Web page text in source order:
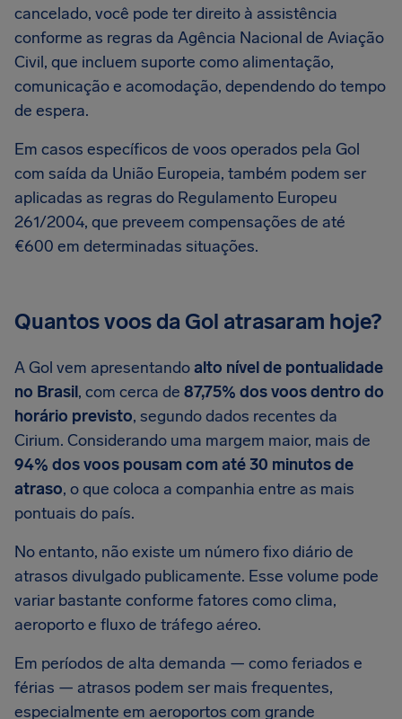
cancelado, você pode ter direito à assistência
conforme as regras da Agência Nacional de Aviação
Civil, que incluem suporte como alimentação,
comunicação e acomodação, dependendo do tempo
de espera.
Em casos específicos de voos operados pela Gol
com saída da União Europeia, também podem ser
aplicadas as regras do Regulamento Europeu
261/2004, que preveem compensações de até
€600 em determinadas situações.
Quantos voos da Gol atrasaram hoje?
A Gol vem apresentandoalto nível de pontualidade
no Brasil, com cerca de 87,75% dos voos dentro do
horário previsto, segundo dados recentes da
Cirium. Considerando uma margem maior, mais de
94% dos voos pousam com até 30 minutos de
atraso, o que coloca a companhia entre as mais
pontuais do país.
No entanto, não existe um número fixo diário de
atrasos divulgado publicamente. Esse volume pode
variar bastante conforme fatores como clima,
aeroporto e fluxo de tráfego aéreo.
Em períodos de alta demanda — como feriados e
férias — atrasos podem ser mais frequentes,
especialmente em aeroportos com grande